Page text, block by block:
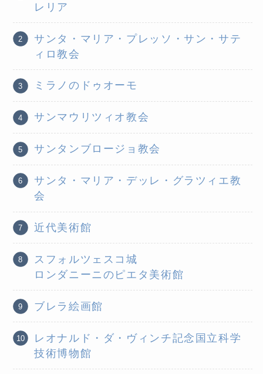
レリア
サンタ・マリア・プレッソ・サン・サテ
ィロ教会
ミラノのドゥオーモ
サンマウリツィオ教会
サンタンブロージョ教会
サンタ・マリア・デッレ・グラツィエ教
会
近代美術館
スフォルツェスコ城
ロンダニーニのピエタ美術館
ブレラ絵画館
レオナルド・ダ・ヴィンチ記念国立科学
技術博物館